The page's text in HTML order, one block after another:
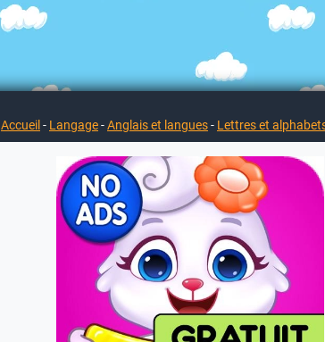
Accueil - Langage-Anglais et langues- Lettres et